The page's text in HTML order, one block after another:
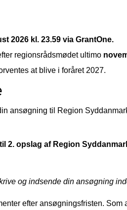
2026 kl. 23.59 via GrantOne.
regionsrådsmødet ultimo
at blive i foråret 2027.
ansøgning til Region
2. opslag af Region
og indsende din ansøgning
efter ansøgningsfristen.